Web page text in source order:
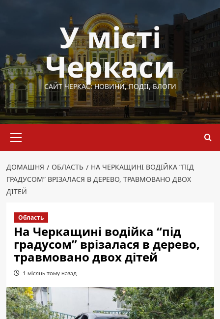
У місті
Черкаси
САЙТ ЧЕРКАС: НОВИНИ, ПОДІЇ, БЛОГИ
меню
ДОМАШНЯ ОБЛАСТЬ
НА ЧЕРКАЩИНІ ВОДІЙКА “ПІД
ГРАДУСОМ” ВРІЗАЛАСЯ В ДЕРЕВО, ТРАВМОВАНО ДВОХ
ДІТЕЙ
Область
На Черкащині водійка “під
градусом” врізалася в дерево,
травмовано двох дітей
1 місяць тому назад